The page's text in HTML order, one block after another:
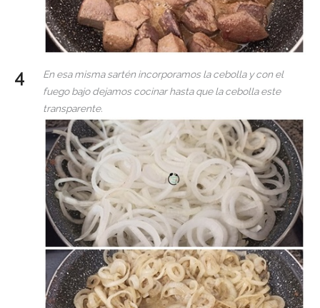
En esa misma sartén incorporamos la cebolla y con el
fuego bajo dejamos cocinar hasta que la cebolla este
transparente.